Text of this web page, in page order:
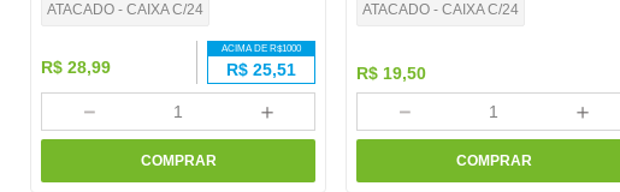
ATACADO - CAIXA C/24
R$ 28,99
ACIMA DE R$1000
R$ 25,51
＋
－
COMPRAR
ATACADO - CAIXA C/24
R$ 19,50
＋
－
COMPRAR